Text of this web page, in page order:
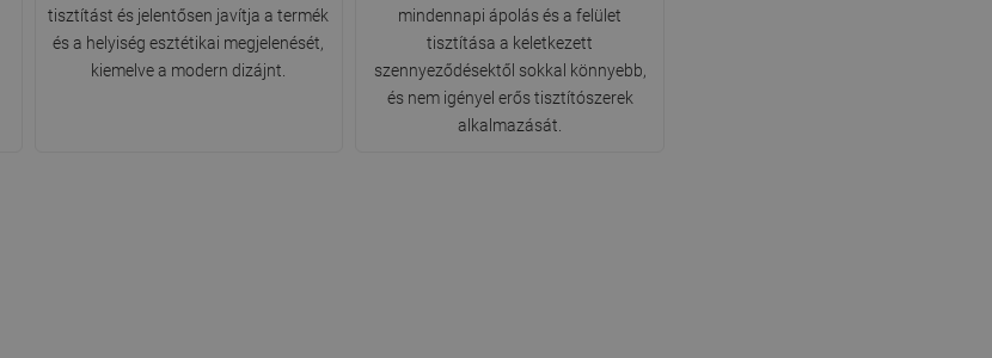
tisztítást és jelentősen javítja a termék
és a helyiség esztétikai megjelenését,
kiemelve a modern dizájnt.
mindennapi ápolás és a felület
tisztítása a keletkezett
szennyeződésektől sokkal könnyebb,
és nem igényel erős tisztítószerek
alkalmazását.